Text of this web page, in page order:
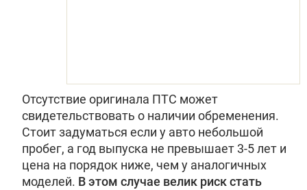
Отсутствие оригинала ПТС может
свидетельствовать о наличии обременения.
Стоит задуматься если у авто небольшой
пробег, а год выпуска не превышает 3-5 лет и
цена на порядок ниже, чем у аналогичных
моделей. В этом случае велик риск стать